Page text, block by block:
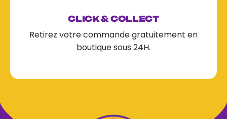
CLICK & COLLECT
Retirez votre commande gratuitement en
boutique sous 24H.